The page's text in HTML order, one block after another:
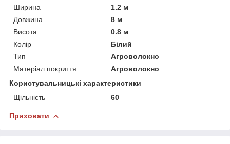
Ширина
1.2 м
Довжина
8 м
Висота
0.8 м
Колір
Білий
Тип
Агроволокно
Матеріал покриття
Агроволокно
Користувальницькі характеристики
Щільність
60
Приховати